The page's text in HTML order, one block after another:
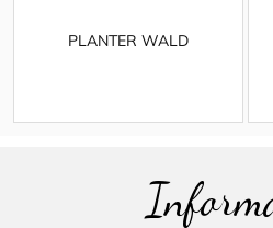
PLANTER WALD